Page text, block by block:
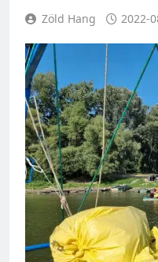
Zöld Hang 2022-